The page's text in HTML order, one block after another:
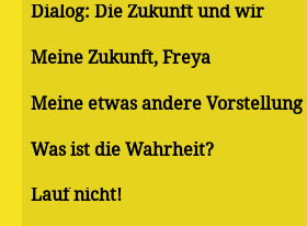
Dialog: Die Zukunft und wir
Meine Zukunft, Freya
Meine etwas andere
Was ist die Wahrheit?
Lauf nicht!